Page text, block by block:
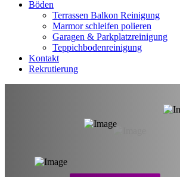
Böden
Terrassen Balkon Reinigung
Marmor schleifen polieren
Garagen & Parkplatzreinigung
Teppichbodenreinigung
Kontakt
Rekrutierung